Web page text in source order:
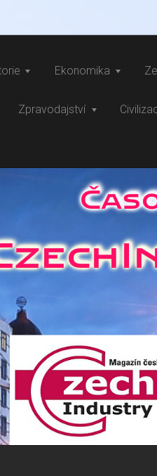
Ekonomika
Zpravodajství